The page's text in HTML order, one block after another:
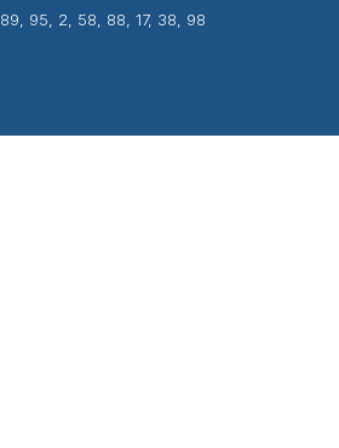
89, 95, 2, 58, 88, 17, 38, 98